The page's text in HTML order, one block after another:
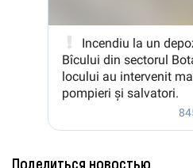
Поделиться новостью